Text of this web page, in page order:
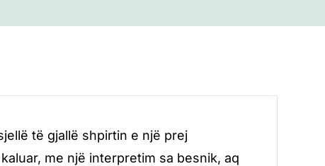
të gjallë shpirtin e një prej
me një interpretim sa besnik, aq